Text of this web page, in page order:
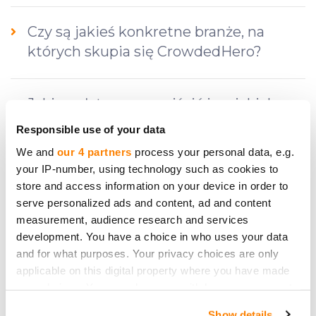
Responsible use of your data
We and our 4 partners process your personal data, e.g.
your IP-number, using technology such as cookies to
store and access information on your device in order to
serve personalized ads and content, ad and content
measurement, audience research and services
development. You have a choice in who uses your data
and for what purposes. Your privacy choices are only
applicable on this digital property where you have made
Czy są jakieś konkretne branże, na
których skupia się CrowdedHero?
Jakie opłaty muszę uiścić i na jakich
etapach inwestycji?
Co to jest okres refleksji?
Jak inwestować na CrowdedHero?
Jakie są zagrożenia?